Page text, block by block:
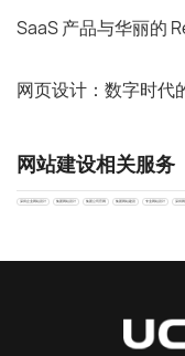
SaaS 产品与华丽的
网页设计：数字时代
网站建设相关服务
深圳企业网站设计 集团网站设计 集团公司官网 集团网站建设 专业网站设计 深圳网